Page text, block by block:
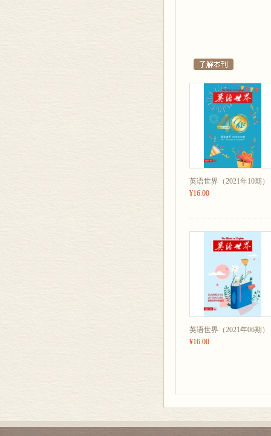
英伦学堂
127/ Music Improves
34/ 订购信息…………《英
刊名题字…………钱锺书
封面 角色扮演…………程
封底 皮埃尔-奥古斯特•
广告 封二、封三、插页
英语世界（2021年10期）
¥16.00
英语世界（2021年06期）
¥16.00